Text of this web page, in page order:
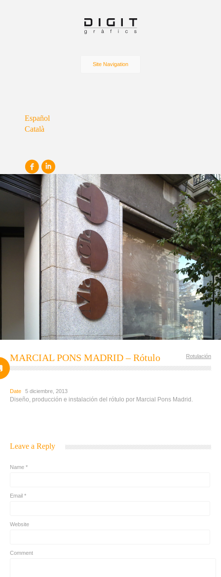
Site Navigation
Español
Català
MARCIAL PONS MADRID – Rótulo Rotulación
Date 5 diciembre, 2013
Diseño, producción e instalación del rótulo por Marcial Pons Madrid.
Leave a Reply
Name *
Email *
Website
Comment